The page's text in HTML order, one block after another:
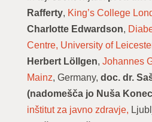
Rafferty, King’s College
Charlotte Edwardson,
Centre, University of
Herbert Löllgen, Johannes
Mainz, Germany, doc. dr.
(nadomešča jo Nuša
inštitut za javno zdravje,